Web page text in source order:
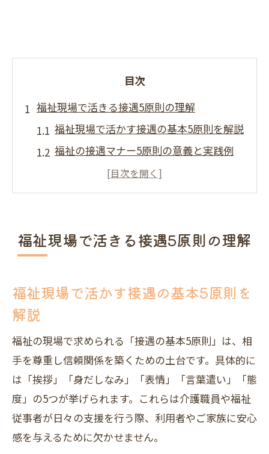
目次
福祉現場で活きる接遇5原則の理解
福祉現場で活かす接遇の基本5原則を解説
福祉の接遇マナー5原則の意義と実践例
福祉分野で重要な接遇原則のポイント整
理
る
利用者視点で考える福祉の接遇マナー実
福祉現場で実践できる接遇スキルの磨き
方
福祉サービスで活かす利用者対応の基本
信頼を得る福祉の接遇マナー研修の活用
術
介護職員に求められる接遇力と実践事例
福祉現場で活きる接遇5原則の理解
福祉現場で活かす接遇の基本5原則を
解説
福祉の現場で求められる「接遇の基本5原則」は、相
手を尊重し信頼関係を築くための土台です。具体的に
は「挨拶」「身だしなみ」「表情」「言葉遣い」「態
度」の5つが挙げられます。これらは介護職員や福祉
従事者が日々の支援を行う際、利用者やご家族に安心
感を与えるために欠かせません。